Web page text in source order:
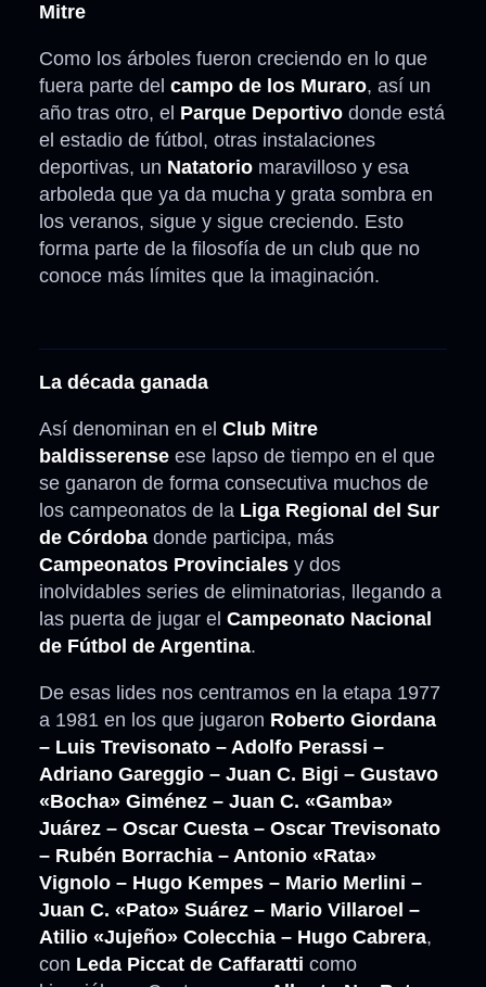
Mitre
Como los árboles fueron creciendo en lo que
fuera parte del campo de los Muraro, así un
año tras otro, el Parque Deportivo donde está
el estadio de fútbol, otras instalaciones
deportivas, un Natatorio maravilloso y esa
arboleda que ya da mucha y grata sombra en
los veranos, sigue y sigue creciendo. Esto
forma parte de la filosofía de un club que no
conoce más límites que la imaginación.
La década ganada
Así denominan en el Club Mitre
baldisserense ese lapso de tiempo en el que
se ganaron de forma consecutiva muchos de
los campeonatos de la Liga Regional del Sur
de Córdoba donde participa, más
Campeonatos Provinciales y dos
inolvidables series de eliminatorias, llegando a
las puerta de jugar el Campeonato Nacional
de Fútbol de Argentina.
De esas lides nos centramos en la etapa 1977
a 1981 en los que jugaron Roberto Giordana
– Luis Trevisonato – Adolfo Perassi –
Adriano Gareggio – Juan C. Bigi – Gustavo
«Bocha» Giménez – Juan C. «Gamba»
Juárez – Oscar Cuesta – Oscar Trevisonato
– Rubén Borrachia – Antonio «Rata»
Vignolo – Hugo Kempes – Mario Merlini –
Juan C. «Pato» Suárez – Mario Villaroel –
Atilio «Jujeño» Colecchia – Hugo Cabrera,
con Leda Piccat de Caffaratti como